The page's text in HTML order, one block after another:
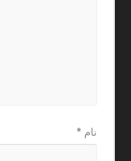
نام*